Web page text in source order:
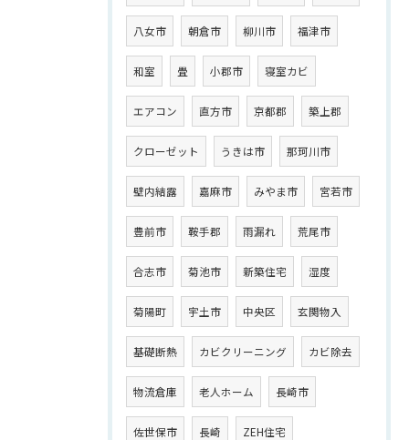
八女市 朝倉市 柳川市 福津市
和室 畳 小郡市 寝室カビ
エアコン 直方市 京都郡 築上郡
クローゼット うきは市 那珂川市
壁内結露 嘉麻市 みやま市 宮若市
豊前市 鞍手郡 雨漏れ 荒尾市
合志市 菊池市 新築住宅 湿度
菊陽町 宇土市 中央区 玄関物入
基礎断熱 カビクリーニング カビ除去
物流倉庫 老人ホーム 長崎市
佐世保市 長崎 ZEH住宅